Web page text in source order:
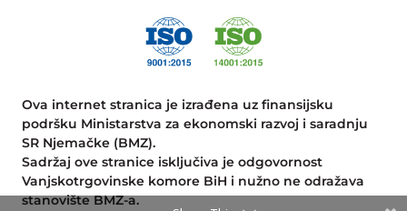
Ova internet stranica je izrađena uz finansijsku
podršku Ministarstva za ekonomski razvoj i saradnju
SR Njemačke (BMZ).
Sadržaj ove stranice isključiva je odgovornost
Vanjskotrgovinske komore BiH i nužno ne odražava
stanovište BMZ-a.